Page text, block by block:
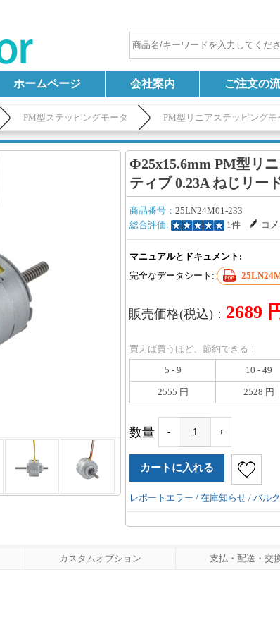
ホームページ 会社案内 ご注文の
PM型ステッピングモータ PM型リニアステッピングモ
Φ25x15.6mm PM型リ
ティブ 0.23A ねじリー
商品番号： 25LN24M01-233
総合評価:
1件 コ
マニュアルとドキュメント:
完全なデータシート:
販売価格(税込)： 2689
買えば買うほど、節約できる！
5 - 9
10 - 49
2555 円 2528 円
数量 - +
レポートエラー / 在庫知らせ / バル
カスタムオプション 支払・配送・交